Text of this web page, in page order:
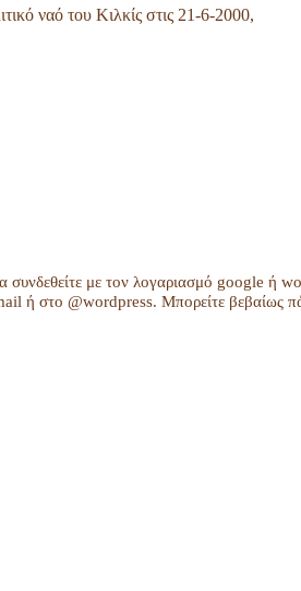
ναό του Κιλκίς στις 21-6-2000,
συνδεθείτε με τον λογαριασμό google ή
ή στο @wordpress. Μπορείτε βεβαίως